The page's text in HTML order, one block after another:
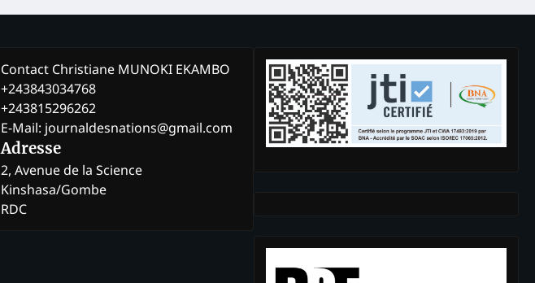
Contact Christiane MUNOKI EKAMBO
+243843034768
+243815296262
E-Mail: journaldesnations@gmail.com
Adresse
2, Avenue de la Science
Kinshasa/Gombe
RDC